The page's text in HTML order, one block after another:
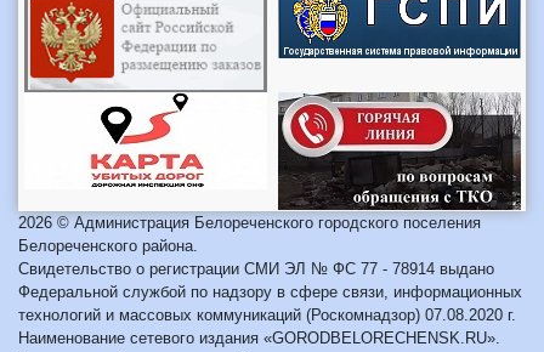
2026 © Администрация Белореченского городского поселения
Белореченского района.
Свидетельство о регистрации СМИ ЭЛ № ФС 77 - 78914 выдано
Федеральной службой по надзору в сфере связи, информационных
технологий и массовых коммуникаций (Роскомнадзор) 07.08.2020 г.
Наименование сетевого издания «GORODBELORECHENSK.RU».